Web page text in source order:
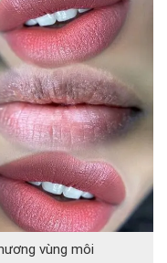
vùng môi